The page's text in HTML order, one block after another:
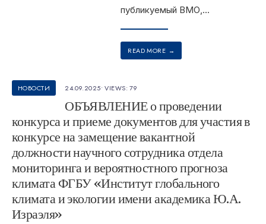
публикуемый ВМО,...
READ MORE →
НОВОСТИ 24.09.2025•VIEWS: 79
ОБЪЯВЛЕНИЕ о проведении
конкурса и приеме документов для участия в
конкурсе на замещение вакантной
должности научного сотрудника отдела
мониторинга и вероятностного прогноза
климата ФГБУ «Институт глобального
климата и экологии имени академика Ю.А.
Израэля»